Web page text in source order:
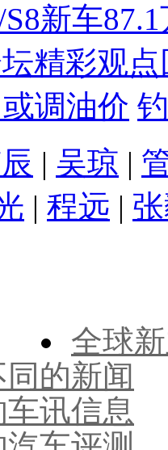
新车
精彩观点
调油价
| 吴琼 |
| 程远 |
全球
同的新闻
讯信息